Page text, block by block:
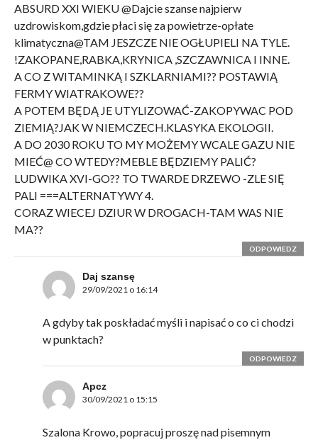
ABSURD XXI WIEKU @Dajcie szanse najpierw
uzdrowiskom,gdzie płaci się za powietrze-opłate
klimatyczna@TAM JESZCZE NIE OGŁUPIELI NA TYLE.
!ZAKOPANE,RABKA,KRYNICA ,SZCZAWNICA I INNE.
A CO Z WITAMINKĄ I SZKLARNIAMI?? POSTAWIĄ
FERMY WIATRAKOWE??
A POTEM BĘDĄ JE UTYLIZOWAĆ-ZAKOPYWAC POD
ZIEMIĄ?JAK W NIEMCZECH.KLASYKA EKOLOGII.
A DO 2030 ROKU TO MY MOŻEMY WCALE GAZU NIE
MIEĆ@ CO WTEDY?MEBLE BĘDZIEMY PALIĆ?
LUDWIKA XVI-GO?? TO TWARDE DRZEWO -ZLE SIĘ
PALI ===ALTERNATYWY 4.
CORAZ WIECEJ DZIUR W DROGACH-TAM WAS NIE
MA??
ODPOWIEDZ
Daj szansę
29/09/2021 o 16:14
A gdyby tak poskładać myśli i napisać o co ci chodzi
w punktach?
ODPOWIEDZ
Apcz
30/09/2021 o 15:15
Szalona Krowo, popracuj proszę nad pisemnym